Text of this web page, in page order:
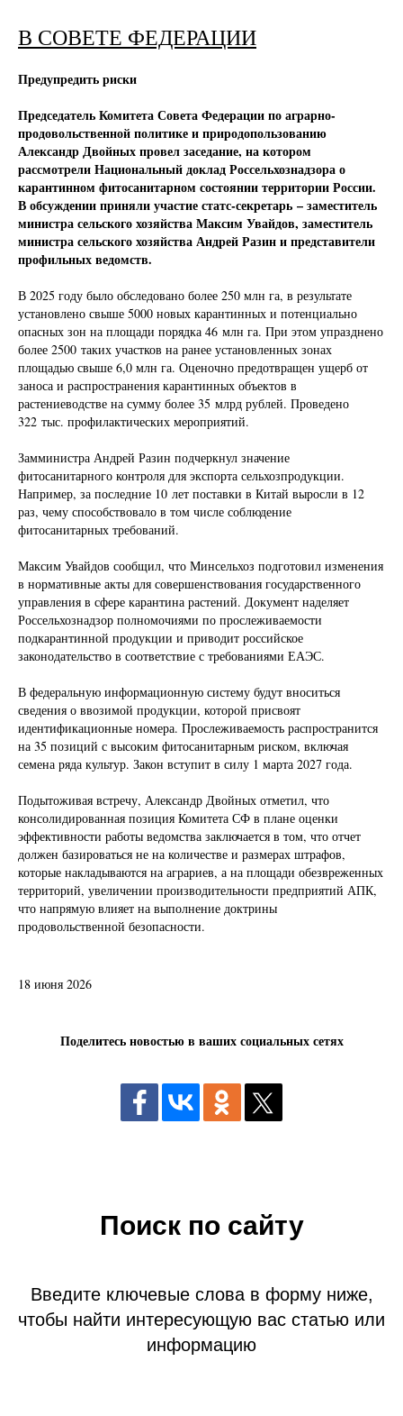
В СОВЕТЕ ФЕДЕРАЦИИ
Предупредить риски
Председатель Комитета Совета Федерации по аграрно-
продовольственной политике и природопользованию
Александр Двойных провел заседание, на котором
рассмотрели Национальный доклад Россельхознадзора о
карантинном фитосанитарном состоянии территории России.
В обсуждении приняли участие статс-секретарь – заместитель
министра сельского хозяйства Максим Увайдов, заместитель
министра сельского хозяйства Андрей Разин и представители
профильных ведомств.
В 2025 году было обследовано более 250 млн га, в результате
установлено свыше 5000 новых карантинных и потенциально
опасных зон на площади порядка 46 млн га. При этом упразднено
более 2500 таких участков на ранее установленных зонах
площадью свыше 6,0 млн га. Оценочно предотвращен ущерб от
заноса и распространения карантинных объектов в
растениеводстве на сумму более 35 млрд рублей. Проведено
322 тыс. профилактических мероприятий.
Замминистра Андрей Разин подчеркнул значение
фитосанитарного контроля для экспорта сельхозпродукции.
Например, за последние 10 лет поставки в Китай выросли в 12
раз, чему способствовало в том числе соблюдение
фитосанитарных требований.
Максим Увайдов сообщил, что Минсельхоз подготовил изменения
в нормативные акты для совершенствования государственного
управления в сфере карантина растений. Документ наделяет
Россельхознадзор полномочиями по прослеживаемости
подкарантинной продукции и приводит российское
законодательство в соответствие с требованиями ЕАЭС.
В федеральную информационную систему будут вноситься
сведения о ввозимой продукции, которой присвоят
идентификационные номера. Прослеживаемость распространится
на 35 позиций с высоким фитосанитарным риском, включая
семена ряда культур. Закон вступит в силу 1 марта 2027 года.
Подытоживая встречу, Александр Двойных отметил, что
консолидированная позиция Комитета СФ в плане оценки
эффективности работы ведомства заключается в том, что отчет
должен базироваться не на количестве и размерах штрафов,
которые накладываются на аграриев, а на площади обезвреженных
территорий, увеличении производительности предприятий АПК,
что напрямую влияет на выполнение доктрины
продовольственной безопасности.
18 июня 2026
Поделитесь новостью в ваших социальных сетях
Поиск по сайту
Введите ключевые слова в форму ниже,
чтобы найти интересующую вас статью или
информацию